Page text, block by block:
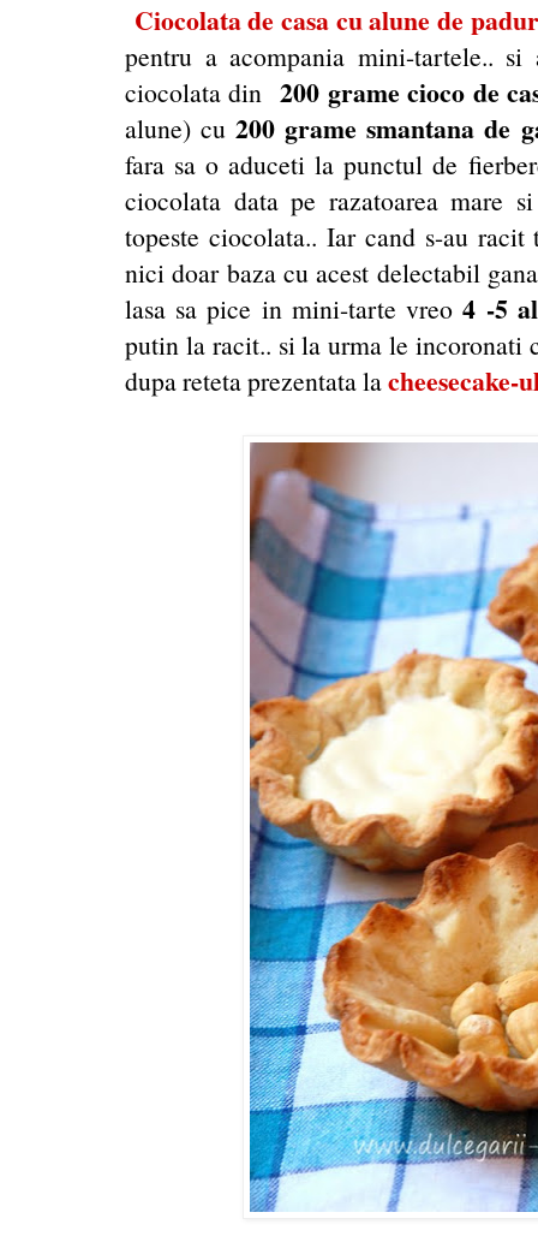
Ciocolata de casa cu alune de
pentru a acompania mini-tartele..
ciocolata din200 grame cioco de
alune) cu200 grame smantana de
fara sa o aduceti la punctul de
ciocolata data pe razatoarea mare
topeste ciocolata.. Iar cand s-au
nici doar baza cu acest delectabil
lasa sa pice in mini-tarte vreo4 -5
putin la racit.. si la urma le incoronati
dupa reteta prezentata lacheesecake-